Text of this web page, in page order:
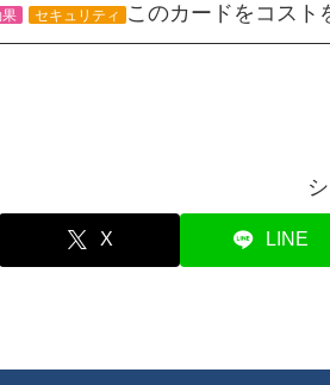
果 セキュリティ このカードをコスト
X LINE